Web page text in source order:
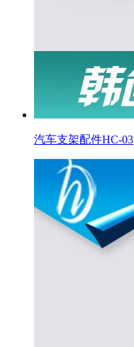
汽车支架配件HC-03